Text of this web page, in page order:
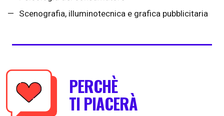
Scenografia, illuminotecnica e grafica pubblicitaria
PERCHÈ
TI PIACERÀ